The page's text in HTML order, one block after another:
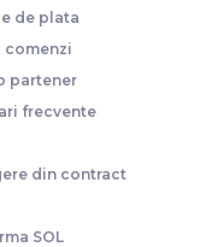
de plata
comenzi
partener
frecvente
din contract
SOL